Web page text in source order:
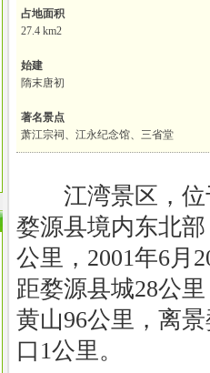
占地面积
27.4 km2
始建
隋末唐初
著名景点
萧江宗祠、江永纪念馆、三省堂
江湾景区，位
婺源县境内东北
公里，2001年6月
距婺源县城28公
黄山96公里，离
口1公里。